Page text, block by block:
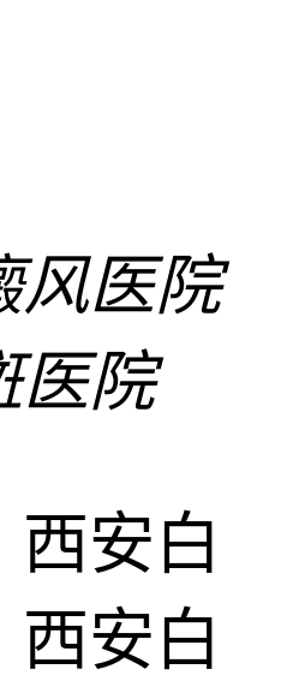
风医院
医院
西安白
西安白